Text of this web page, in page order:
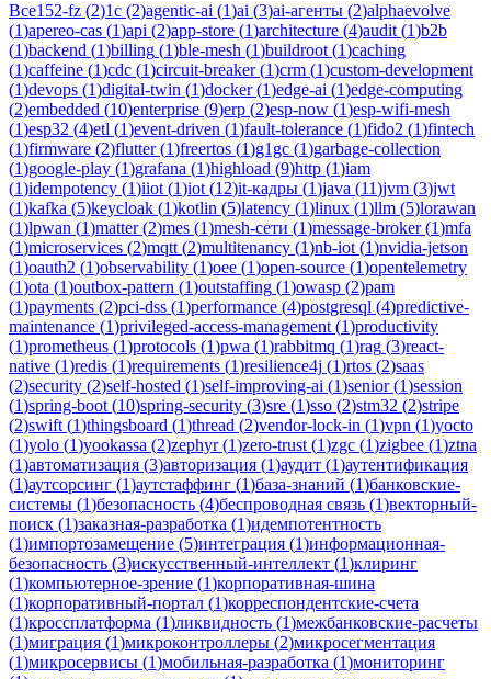
Все152-fz (2)1c (2)agentic-ai (1)ai (3)ai-агенты (2)alphaevolve
(1)apereo-cas (1)api (2)app-store (1)architecture (4)audit (1)b2b
(1)backend (1)billing (1)ble-mesh (1)buildroot (1)caching
(1)caffeine (1)cdc (1)circuit-breaker(1)crm (1)custom-development
(1)devops (1)digital-twin (1)docker(1)edge-ai (1)edge-computing
(2)embedded (10)enterprise (9)erp (2)esp-now (1)esp-wifi-mesh
(1)esp32 (4)etl (1)event-driven (1)fault-tolerance (1)fido2 (1)fintech
(1)firmware (2)flutter(1)freertos (1)g1gc (1)garbage-collection
(1)google-play (1)grafana (1)highload (9)http (1)iam
(1)idempotency (1)iiot (1)iot (12)it-кадры (1)java (11)jvm (3)jwt
(1)kafka (5)keycloak (1)kotlin (5)latency (1)linux (1)llm (5)lorawan
(1)lpwan (1)matter(2)mes (1)mesh-сети (1)message-broker(1)mfa
(1)microservices (2)mqtt (2)multitenancy (1)nb-iot (1)nvidia-jetson
(1)oauth2 (1)observability (1)oee (1)open-source (1)opentelemetry
(1)ota (1)outbox-pattern (1)outstaffing (1)owasp (2)pam
(1)payments (2)pci-dss (1)performance (4)postgresql (4)predictive-
maintenance (1)privileged-access-management (1)productivity
(1)prometheus (1)protocols (1)pwa (1)rabbitmq (1)rag (3)react-
native (1)redis (1)requirements (1)resilience4j (1)rtos (2)saas
(2)security (2)self-hosted (1)self-improving-ai (1)senior(1)session
(1)spring-boot (10)spring-security (3)sre (1)sso (2)stm32 (2)stripe
(2)swift (1)thingsboard (1)thread (2)vendor-lock-in (1)vpn (1)yocto
(1)yolo (1)yookassa (2)zephyr(1)zero-trust (1)zgc (1)zigbee (1)ztna
(1)автоматизация (3)авторизация (1)аудит (1)аутентификация
(1)аутсорсинг (1)аутстаффинг (1)база-знаний (1)банковские-
системы (1)безопасность (4)беспроводная связь (1)векторный-
поиск (1)заказная-разработка (1)идемпотентность
(1)импортозамещение (5)интеграция (1)информационная-
безопасность (3)искусственный-интеллект (1)клиринг
(1)компьютерное-зрение (1)корпоративная-шина
(1)корпоративный-портал (1)корреспондентские-счета
(1)кроссплатформа (1)ликвидность (1)межбанковские-расчеты
(1)миграция (1)микроконтроллеры (2)микросегментация
(1)микросервисы (1)мобильная-разработка (1)мониторинг